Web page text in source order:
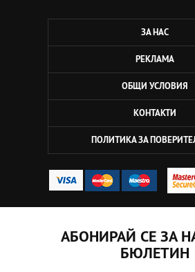
ЗА НАС
РЕКЛАМА
ОБЩИ УСЛОВИЯ
КОНТАКТИ
ПОЛИТИКА ЗА
АБОНИРАЙ СЕ ЗА
БЮЛЕТИН